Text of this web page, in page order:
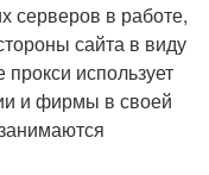
серверов в работе,
сайта в виду
использует
и фирмы в своей